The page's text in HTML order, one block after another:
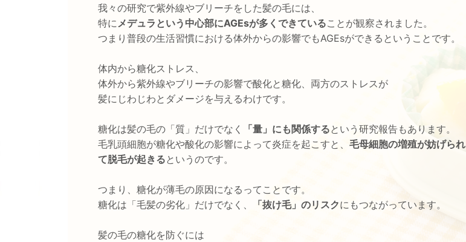
我々の研究で紫外線やブリーチをした髪の毛には、
特にメデュラという中心部にAGEsが多くできていることが観察されました。
つまり普段の生活習慣における体外からの影響でもAGEsができるということです。
体内から糖化ストレス、
体外から紫外線やブリーチの影響で酸化と糖化、両方のストレスが
髪にじわじわとダメージを与えるわけです。
糖化は髪の毛の「質」だけでなく 「量」にも関係するという研究報告もあります。
毛乳頭細胞が糖化や酸化の影響によって炎症を起こすと、 毛母細胞の増殖が妨げられ
て脱毛が起きるというのです。
つまり、糖化が薄毛の原因になるってことです。
糖化は「毛髪の劣化」だけでなく、
「抜け毛」のリスクにもつながっています。
髪の毛の糖化を防ぐには